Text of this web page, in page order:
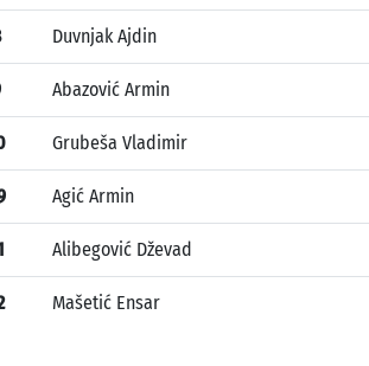
Duvnjak Ajdin
Abazović Armin
Grubeša Vladimir
Agić Armin
Alibegović Dževad
Mašetić Ensar